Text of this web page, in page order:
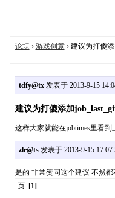
论坛› 游戏创意› 建议为打傻添
tdfy@tx发表于 2013-9-15
建议为打傻添加
这样大家就能在jobtimes里看
zle@ts发表于 2013-9-15
是的 非常赞同这个建议 不然
页: [1]